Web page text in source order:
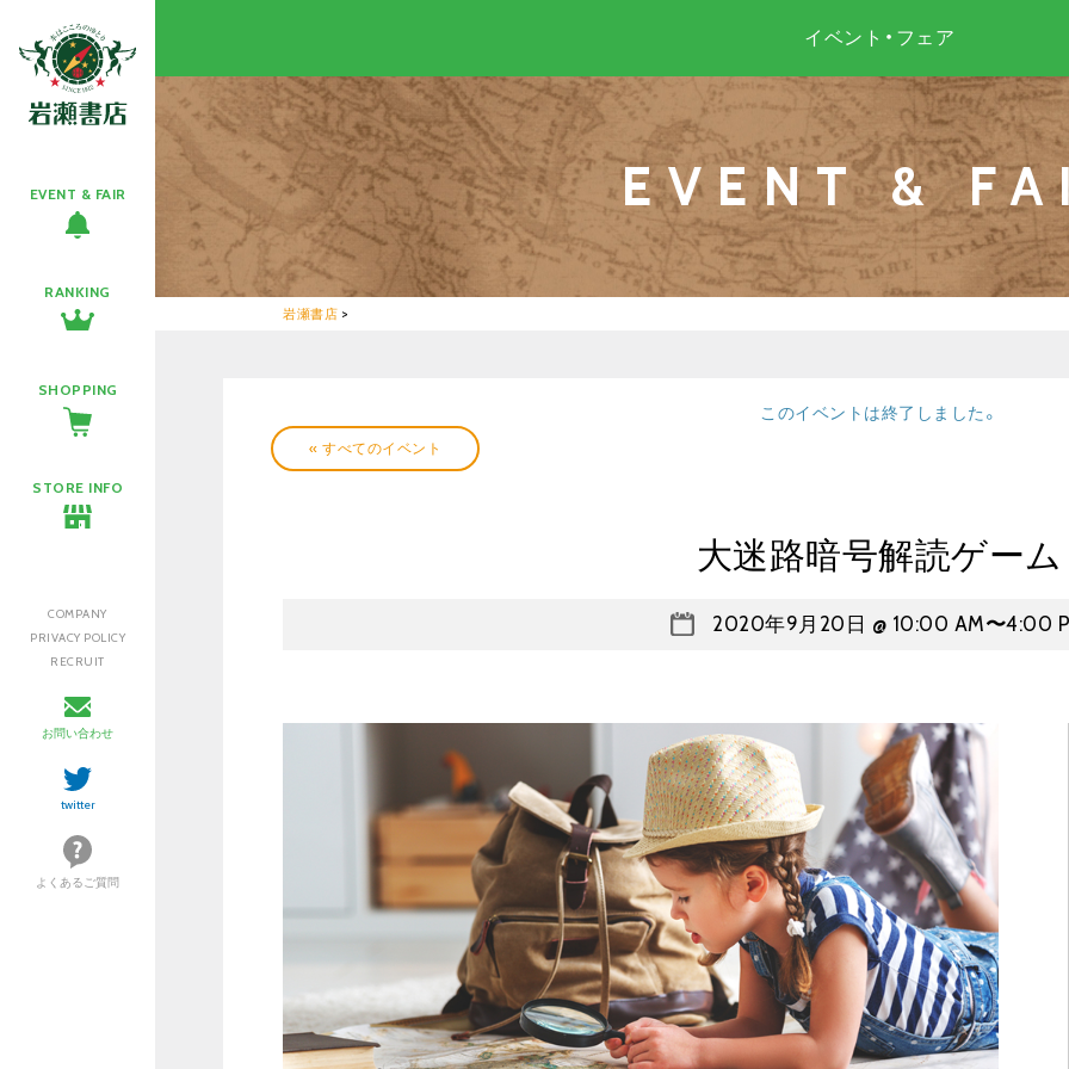
EVENT & FAIR
RANKING
SHOPPING
STORE INFO
COMPANY
PRIVACY POLICY
RECRUIT
お問い合わせ
twitter
よくあるご質問
イベント・フェア
EVENT &
岩瀬書店 >
« すべてのイベント
このイベントは終了しました。
大迷路暗号解読ゲーム
2020年9月20日 @ 10:00 AM〜4:00